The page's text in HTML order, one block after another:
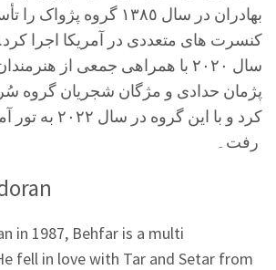
بهادران در سال ١٣٨٥ گروه
کنسرت های متعددی در آمریکا اجرا
سال ٢٠٢٠ با همراهی جمعی از
پژمان حدادی و مژگان شجریان گروه
کرد و با این گروه
in 1987, Behfar is a multi
fell in love with Tar and Setar from